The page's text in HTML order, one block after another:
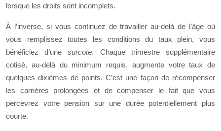
lorsque les droits sont incomplets.
À l’inverse, si vous continuez de travailler au‑delà de l’âge où
vous remplissez toutes les conditions du taux plein, vous
bénéficiez d’unesurcote. Chaque trimestre supplémentaire
cotisé, au‑delà du minimum requis, augmente votre taux de
quelques dixièmes de points. C’est une façon de récompenser
les carrières prolongées et de compenser le fait que vous
percevrez votre pension sur une durée potentiellement plus
courte.